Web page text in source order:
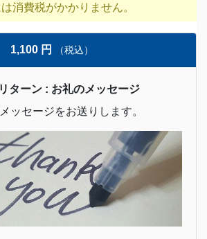
消費税がかかりません。
1,100 円 （税込）
ターン : お礼のメッセージ
ッセージをお送りします。